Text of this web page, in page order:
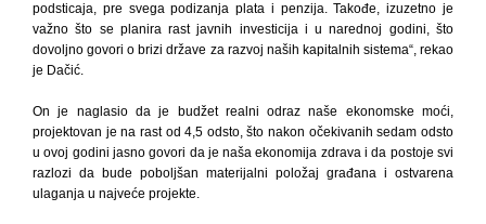
podsticaja, pre svega podizanja plata i penzija. Takođe, izuzetno je
važno što se planira rast javnih investicija i u narednoj godini, što
dovoljno govori o brizi države za razvoj naših kapitalnih sistema“, rekao
je Dačić.
On je naglasio da je budžet realni odraz naše ekonomske moći,
projektovan je na rast od 4,5 odsto, što nakon očekivanih sedam odsto
u ovoj godini jasno govori da je naša ekonomija zdrava i da postoje svi
razlozi da bude poboljšan materijalni položaj građana i ostvarena
ulaganja u najveće projekte.